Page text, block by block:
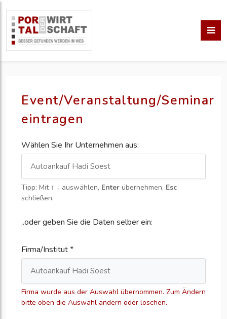
Event/Veranstaltung/Seminar
eintragen
Wählen Sie Ihr Unternehmen aus:
Tipp: Mit ↑ ↓ auswählen, Enter übernehmen, Esc
schließen.
..oder geben Sie die Daten selber ein:
Firma/Institut *
Firma wurde aus der Auswahl übernommen. Zum Ändern
bitte oben die Auswahl ändern oder löschen.